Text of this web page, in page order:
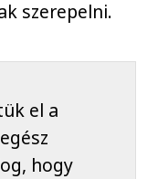
szerepelni.
el a
hogy